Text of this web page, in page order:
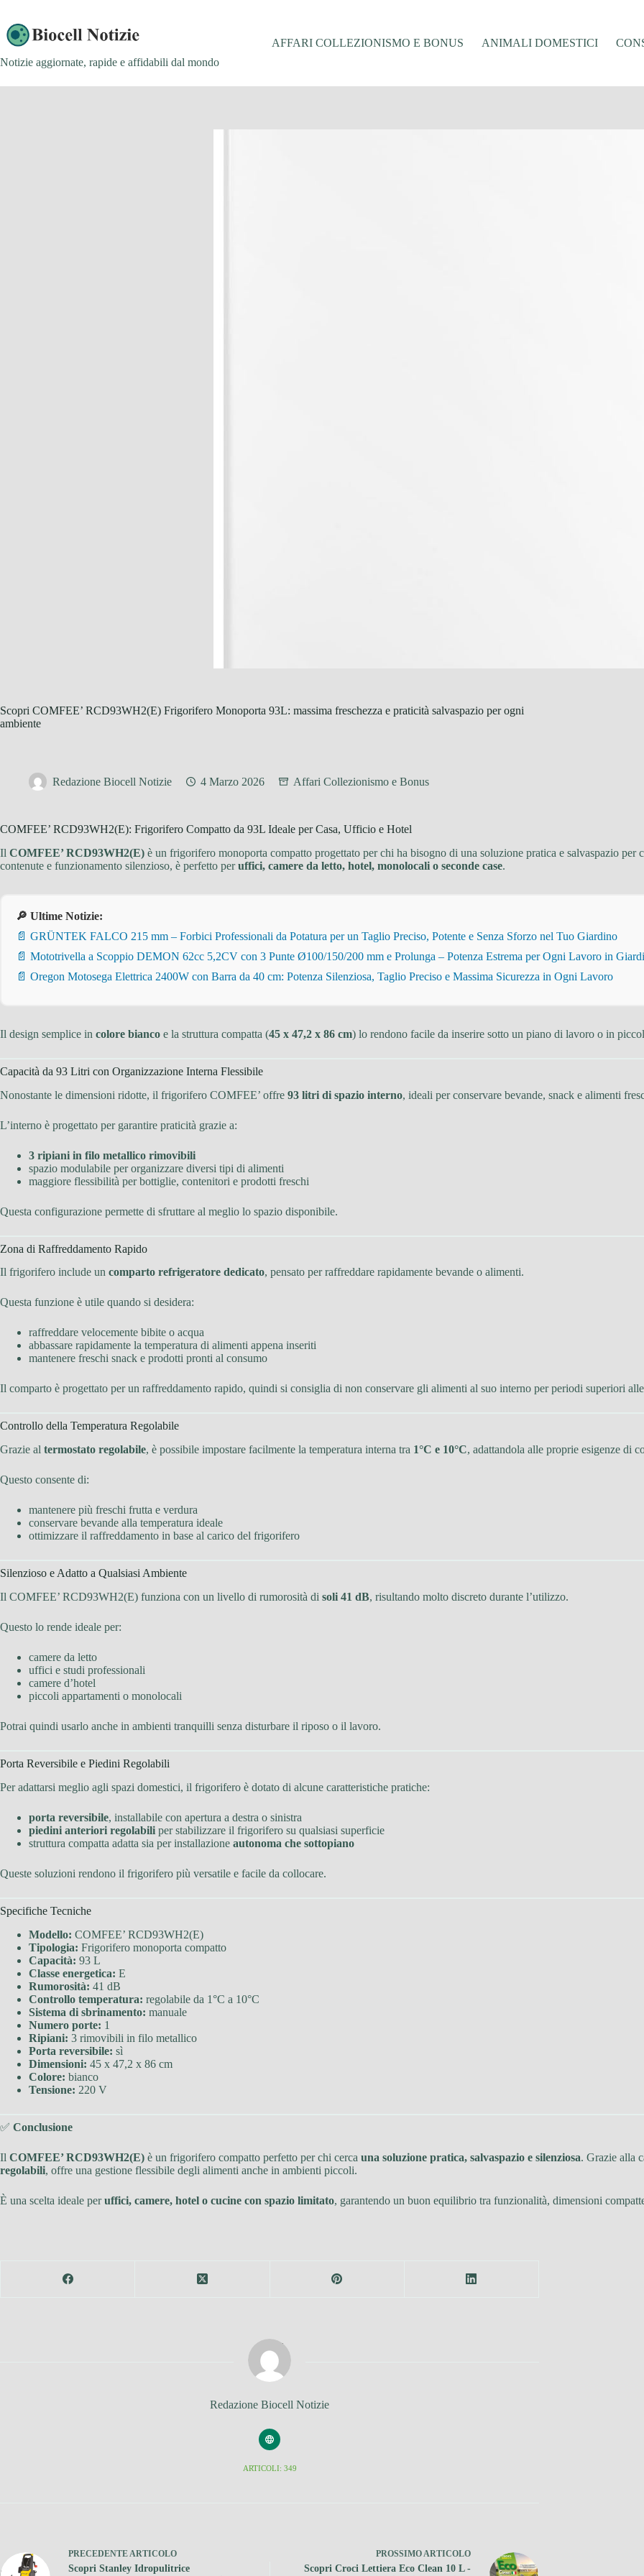
contenuto
Notizie aggiornate, rapide e affidabili dal mondo
AFFARI COLLEZIONISMO E BONUS ANIMALI DOMESTICI
Scopri COMFEE’ RCD93WH2(E) Frigorifero Monoporta 93L: massima freschezza e praticità salvaspazio per ogni
ambiente
Redazione Biocell Notizie 4 Marzo 2026 Affari Collezionismo e Bonus
COMFEE’ RCD93WH2(E): Frigorifero Compatto da 93L Ideale per Casa, Ufficio e Hotel
Il COMFEE’ RCD93WH2(E) è un frigorifero monoporta compatto progettato per chi ha bisogno di una soluzione pratica e salvaspazio per
contenute e funzionamento silenzioso, è perfetto peruffici, camere da letto, hotel, monolocali o seconde case.
🔎 Ultime Notizie:
📄 GRÜNTEK FALCO 215 mm – Forbici Professionali da Potatura per un Taglio Preciso, Potente e Senza Sforzo nel Tuo Giardino
📄 Mototrivella a Scoppio DEMON 62cc 5,2CV con 3 Punte Ø100/150/200 mm e Prolunga – Potenza Estrema per Ogni Lavoro in
📄 Oregon Motosega Elettrica 2400W con Barra da 40 cm: Potenza Silenziosa, Taglio Preciso e Massima Sicurezza in Ogni Lavoro
Il design semplice in colore bianco e la struttura compatta (45 x 47,2 x 86 cm) lo rendono facile da inserire sotto un piano di lavoro o in
Capacità da 93 Litri con Organizzazione Interna Flessibile
Nonostante le dimensioni ridotte, il frigorifero COMFEE’ offre 93 litri di spazio interno, ideali per conservare bevande, snack e alimenti
L’interno è progettato per garantire praticità grazie a:
3 ripiani in filo metallico rimovibili
spazio modulabile per organizzare diversi tipi di alimenti
maggiore flessibilità per bottiglie, contenitori e prodotti freschi
Questa configurazione permette di sfruttare al meglio lo spazio disponibile.
Zona di Raffreddamento Rapido
Il frigorifero include un comparto refrigeratore dedicato, pensato per raffreddare rapidamente bevande o alimenti.
Questa funzione è utile quando si desidera:
raffreddare velocemente bibite o acqua
abbassare rapidamente la temperatura di alimenti appena inseriti
mantenere freschi snack e prodotti pronti al consumo
Il comparto è progettato per un raffreddamento rapido, quindi si consiglia di non conservare gli alimenti al suo interno per periodi superiori alle
Controllo della Temperatura Regolabile
Grazie al termostato regolabile, è possibile impostare facilmente la temperatura interna tra 1°C e 10°C, adattandola alle proprie esigenze di
Questo consente di:
mantenere più freschi frutta e verdura
conservare bevande alla temperatura ideale
ottimizzare il raffreddamento in base al carico del frigorifero
Silenzioso e Adatto a Qualsiasi Ambiente
Il COMFEE’ RCD93WH2(E) funziona con un livello di rumorosità di soli 41 dB, risultando molto discreto durante l’utilizzo.
Questo lo rende ideale per:
camere da letto
uffici e studi professionali
camere d’hotel
piccoli appartamenti o monolocali
Potrai quindi usarlo anche in ambienti tranquilli senza disturbare il riposo o il lavoro.
Porta Reversibile e Piedini Regolabili
Per adattarsi meglio agli spazi domestici, il frigorifero è dotato di alcune caratteristiche pratiche:
porta reversibile, installabile con apertura a destra o sinistra
piedini anteriori regolabili per stabilizzare il frigorifero su qualsiasi superficie
struttura compatta adatta sia per installazione autonoma che sottopiano
Queste soluzioni rendono il frigorifero più versatile e facile da collocare.
Specifiche Tecniche
Modello: COMFEE’ RCD93WH2(E)
Tipologia: Frigorifero monoporta compatto
Capacità: 93 L
Classe energetica: E
Rumorosità: 41 dB
Controllo temperatura: regolabile da 1°C a 10°C
Sistema di sbrinamento: manuale
Numero porte: 1
Ripiani: 3 rimovibili in filo metallico
Porta reversibile: sì
Dimensioni: 45 x 47,2 x 86 cm
Colore: bianco
Tensione: 220 V
✅ Conclusione
Il COMFEE’ RCD93WH2(E) è un frigorifero compatto perfetto per chi cerca una soluzione pratica, salvaspazio e silenziosa. Grazie alla
regolabili, offre una gestione flessibile degli alimenti anche in ambienti piccoli.
È una scelta ideale peruffici, camere, hotel o cucine con spazio limitato, garantendo un buon equilibrio tra funzionalità, dimensioni
Redazione Biocell Notizie
ARTICOLI: 349
PRECEDENTE ARTICOLO
Scopri Stanley Idropulitrice
PROSSIMO ARTICOLO
Scopri Croci Lettiera Eco Clean 10 L -